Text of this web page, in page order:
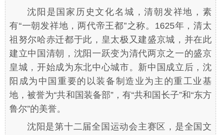
沈阳是国家历史文化名城，清朝发祥地，素
有“一朝发祥地，两代帝王都”之称。1625年，清太
祖努尔哈赤迁都于此，皇太极又建盛京城，并在此
建立中国清朝，沈阳一跃变为清代两京之一的盛京
皇城，开始成为东北中心城市。新中国成立后，沈
阳成为中国重要的以装备制造业为主的重工业基
地，被誉为“共和国装备部”，有“共和国长子”和“东方
鲁尔”的美誉。
沈阳是第十二届全国运动会主赛区，是全国文